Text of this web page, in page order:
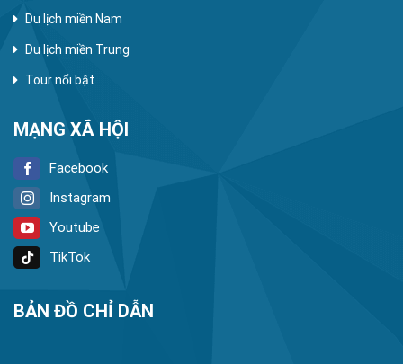
Du lịch miền Nam
Du lịch miền Trung
Tour nổi bật
MẠNG XÃ HỘI
Facebook
Instagram
Youtube
TikTok
BẢN ĐỒ CHỈ DẪN